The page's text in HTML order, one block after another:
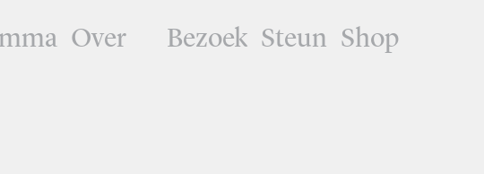
Over Bezoek Steun Shop